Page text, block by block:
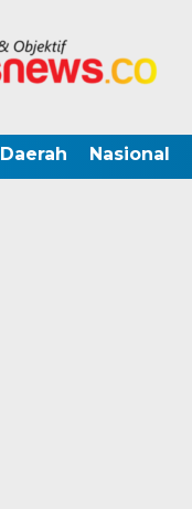
Daerah Nasional